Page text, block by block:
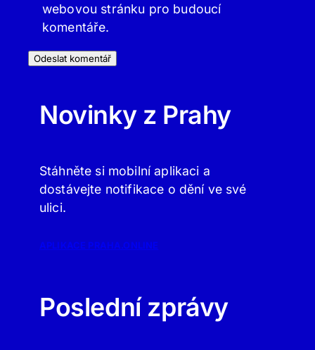
webovou stránku pro budoucí
komentáře.
Novinky z Prahy
Stáhněte si mobilní aplikaci a
dostávejte notifikace o dění ve své
ulici.
APLIKACE PRAHA.ONLINE
Poslední zprávy